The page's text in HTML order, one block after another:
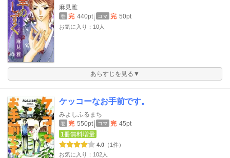
麻見雅
巻 完 440pt コマ 完 50pt
お気に入り：10人
あらすじを見る▼
ケッコーなお手前です。
みよしふるまち
巻 完 550pt コマ 完 45pt
1冊無料増量
4.0 （1件）
お気に入り：102人